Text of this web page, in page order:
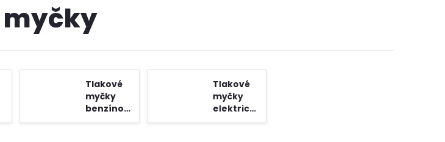
myčky
Tlakové
myčky
benzínové
Tlakové
myčky
elektrické